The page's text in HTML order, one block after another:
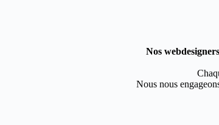
Nos webdesigners
Nous nous